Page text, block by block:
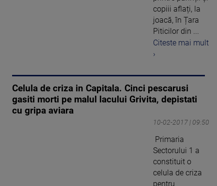
copiii aflați, la
joacă, în Țara
Piticilor din ...
Citeste mai mult
›
Celula de criza in Capitala. Cinci pescarusi
gasiti morti pe malul lacului Grivita, depistati
cu gripa aviara
10-02-2017 | 09:50
Primaria
Sectorului 1 a
constituit o
celula de criza
pentru